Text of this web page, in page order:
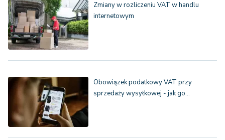
Zmiany w rozliczeniu VAT w handlu
internetowym
Obowiązek podatkowy VAT przy
sprzedaży wysyłkowej - jak go…